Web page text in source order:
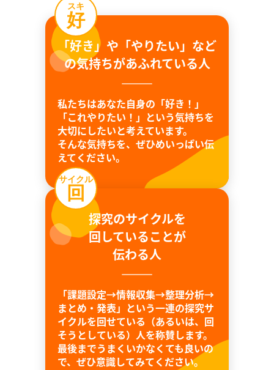
スキ
好
「好き」や「やりたい」など
の気持ちがあふれている人
私たちはあなた自身の「好き！」
「これやりたい！」という気持ちを
大切にしたいと考えています。
そんな気持ちを、ぜひめいっぱい伝
えてください。
サイクル
回
探究のサイクルを
回していることが
伝わる人
「課題設定→情報収集→整理分析→
まとめ・発表」という一連の探究サ
イクルを回せている（あるいは、回
そうとしている）人を称賛します。
最後までうまくいかなくても良いの
で、ぜひ意識してみてください。